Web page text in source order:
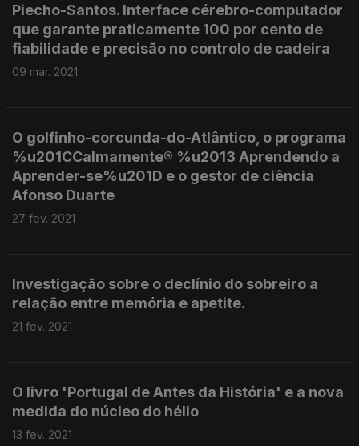
Piecho-Santos. Interface cérebro-computador
que garante praticamente 100 por cento de
fiabilidade e precisão no controlo de cadeira
09 mar. 2021
O golfinho-corcunda-do-Atlântico, o programa
%u201CCalmamente® %u2013 Aprendendo a
Aprender-se%u201D e o gestor de ciência
Afonso Duarte
27 fev. 2021
Investigação sobre o declínio do sobreiro a
relação entre memória e apetite.
21 fev. 2021
O livro 'Portugal de Antes da História' e a nova
medida do núcleo do hélio
13 fev. 2021